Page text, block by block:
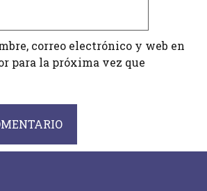
correo electrónico y web en
para la próxima vez que